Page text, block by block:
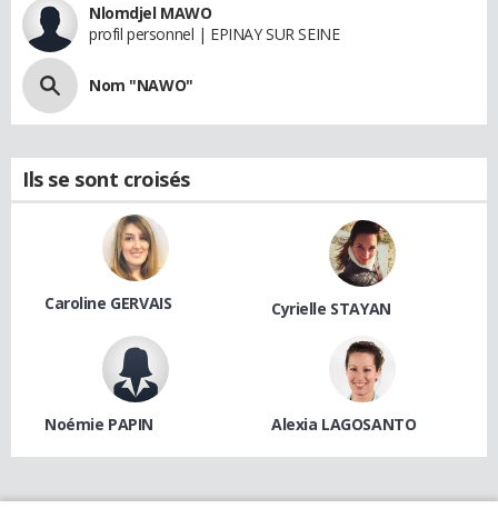
Nlomdjel MAWO
profil personnel | EPINAY SUR SEINE
Nom "NAWO"
Ils se sont croisés
Caroline GERVAIS Cyrielle STAYAN
Noémie PAPIN Alexia LAGOSANTO